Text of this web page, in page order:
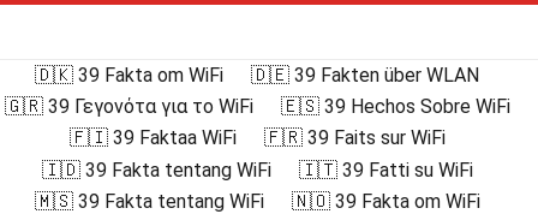
🇩🇰 39 Fakta om WiFi
🇩🇪 39 Fakten über WLAN
🇬🇷 39 Γεγονότα για το WiFi
🇪🇸 39 Hechos Sobre WiFi
🇫🇮 39 Faktaa WiFi
🇫🇷 39 Faits sur WiFi
🇮🇩 39 Fakta tentang WiFi
🇮🇹 39 Fatti su WiFi
🇲🇸 39 Fakta tentang WiFi
🇳🇴 39 Fakta om WiFi